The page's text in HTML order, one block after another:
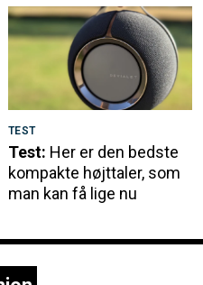
TEST
Test: Her er den bedste
kompakte højttaler, som
man kan få lige nu